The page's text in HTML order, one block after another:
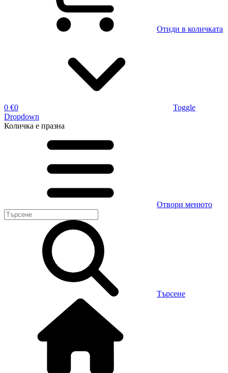
Отиди в количката
0 €0
Toggle
Dropdown
Количка е празна
Отвори менюто
Търсене